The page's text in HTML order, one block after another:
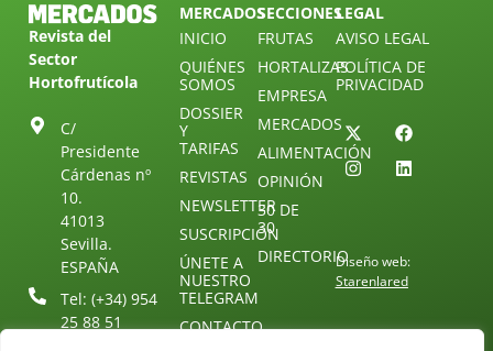
Revista del
Sector
Hortofrutícola
C/
Presidente
Cárdenas nº
10.
41013
Sevilla.
ESPAÑA
Tel: (+34) 954
25 88 51
MERCADOS
INICIO
QUIÉNES
SOMOS
DOSSIER
Y
TARIFAS
REVISTAS
NEWSLETTER
SUSCRIPCIÓN
ÚNETE A
NUESTRO
TELEGRAM
CONTACTO
SECCIONES
FRUTAS
HORTALIZAS
EMPRESA
MERCADOS
ALIMENTACIÓN
OPINIÓN
30 DE
30
DIRECTORIO
LEGAL
AVISO LEGAL
POLÍTICA DE
PRIVACIDAD
Diseño web:
Starenlared